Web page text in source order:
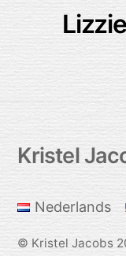
Kristel
Nederlands
© Kristel Jacobs